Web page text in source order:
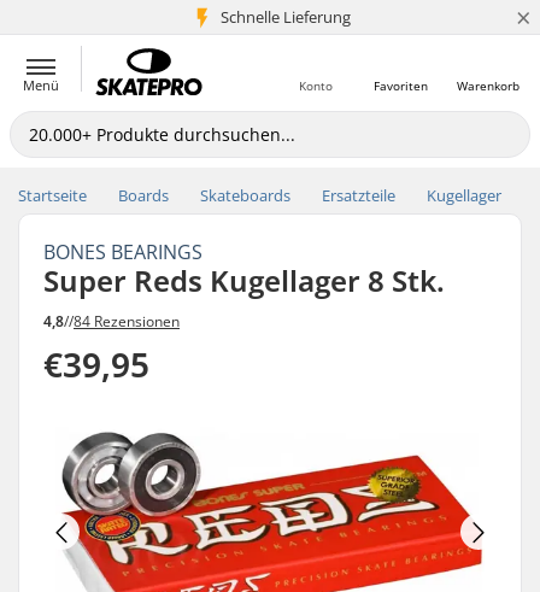
Schnelle Lieferung
5+ Mio. Kunden ×
Menü Warenkorb
Favoriten
Konto
Startseite Boards Skateboards Ersatzteile Kugellager
BONES BEARINGS
Super Reds Kugellager 8 Stk.
4,8//84 Rezensionen
€39,95